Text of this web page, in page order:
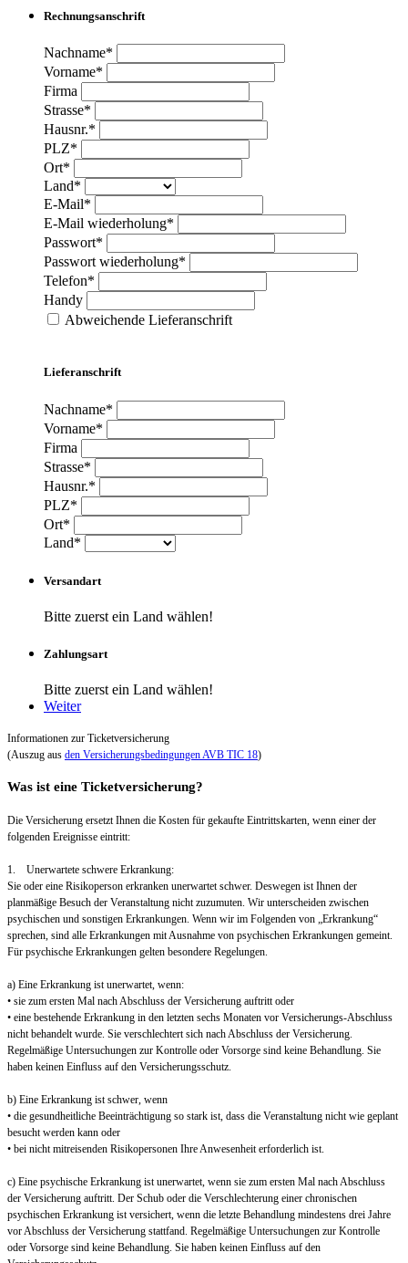
Rechnungsanschrift
Nachname*
Vorname*
Firma
Strasse*
Hausnr.*
PLZ*
Ort*
Land*
E-Mail*
E-Mail wiederholung*
Passwort*
Passwort wiederholung*
Telefon*
Handy
Abweichende Lieferanschrift
Lieferanschrift
Nachname*
Vorname*
Firma
Strasse*
Hausnr.*
PLZ*
Ort*
Land*
Versandart
Bitte zuerst ein Land wählen!
Zahlungsart
Bitte zuerst ein Land wählen!
Weiter
Informationen zur Ticketversicherung
(Auszug aus den Versicherungsbedingungen AVB TIC 18)
Was ist eine Ticketversicherung?
Die Versicherung ersetzt Ihnen die Kosten für gekaufte Eintrittskarten, wenn einer der
folgenden Ereignisse eintritt:
1. Unerwartete schwere Erkrankung:
Sie oder eine Risikoperson erkranken unerwartet schwer. Deswegen ist Ihnen der
planmäßige Besuch der Veranstaltung nicht zuzumuten. Wir unterscheiden zwischen
psychischen und sonstigen Erkrankungen. Wenn wir im Folgenden von „Erkrankung“
sprechen, sind alle Erkrankungen mit Ausnahme von psychischen Erkrankungen gemeint.
Für psychische Erkrankungen gelten besondere Regelungen.
a) Eine Erkrankung ist unerwartet, wenn:
• sie zum ersten Mal nach Abschluss der Versicherung auftritt oder
• eine bestehende Erkrankung in den letzten sechs Monaten vor Versicherungs-Abschluss
nicht behandelt wurde. Sie verschlechtert sich nach Abschluss der Versicherung.
Regelmäßige Untersuchungen zur Kontrolle oder Vorsorge sind keine Behandlung. Sie
haben keinen Einfluss auf den Versicherungsschutz.
b) Eine Erkrankung ist schwer, wenn
• die gesundheitliche Beeinträchtigung so stark ist, dass die Veranstaltung nicht wie geplant
besucht werden kann oder
• bei nicht mitreisenden Risikopersonen Ihre Anwesenheit erforderlich ist.
c) Eine psychische Erkrankung ist unerwartet, wenn sie zum ersten Mal nach Abschluss
der Versicherung auftritt. Der Schub oder die Verschlechterung einer chronischen
psychischen Erkrankung ist versichert, wenn die letzte Behandlung mindestens drei Jahre
vor Abschluss der Versicherung stattfand. Regelmäßige Untersuchungen zur Kontrolle
oder Vorsorge sind keine Behandlung. Sie haben keinen Einfluss auf den